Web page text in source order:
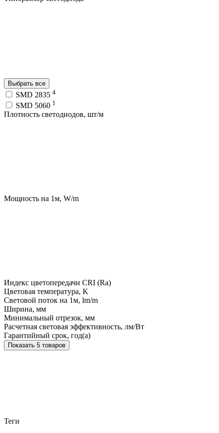
Выбрать все
SMD 2835 4
SMD 5060 1
Плотность светодиодов, шт/м
Мощность на 1м, W/m
Индекс цветопередачи CRI (Ra)
Цветовая температура, K
Световой поток на 1м, lm/m
Ширина, мм
Минимальный отрезок, мм
Расчетная световая эффективность, лм/Вт
Гарантийный срок, год(а)
Показать 5 товаров
Теги